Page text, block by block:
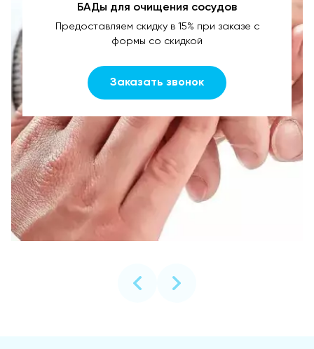
БАДы для очищения сосудов
Предоставляем скидку в 15% при заказе с
формы со скидкой
Заказать звонок